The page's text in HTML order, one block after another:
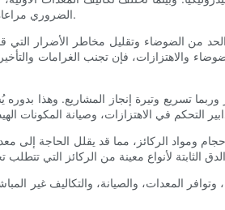
الضروري مراعاة التكلفة الإجمالية لدورة حياة تركيب الركائز.
من الضوضاء وتقليل مخاطر الأضرار
والاهتزازات، فإن تجنب الغرامات
وربما تسريع وتيرة إنجاز المشاريع. وهذا
ومواد الركائز، مما قد يقلل الحاجة
المعدات، والصيانة، والتكاليف غير